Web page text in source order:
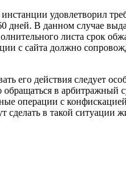
удовлетворил
В данном случае
листа срок
с сайта должно
его действия следует
в арбитражный
операции с
в такой ситуации